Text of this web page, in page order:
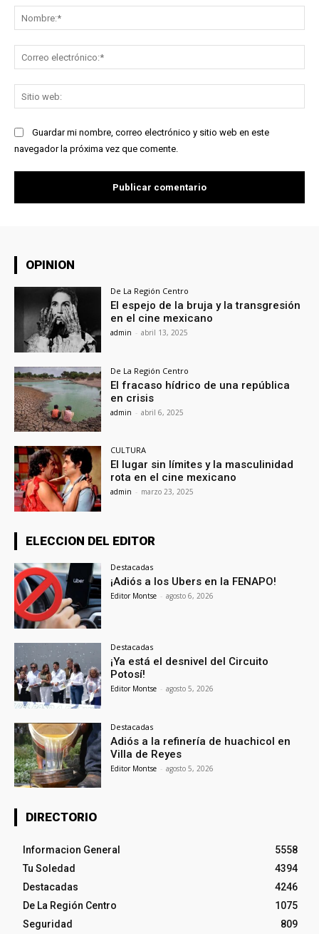
Guardar mi nombre, correo electrónico y sitio web en este
navegador la próxima vez que comente.
OPINION
De La Región Centro
El espejo de la bruja y la transgresión
en el cine mexicano
admin - abril 13, 2025
De La Región Centro
El fracaso hídrico de una república
en crisis
admin - abril 6, 2025
CULTURA
El lugar sin límites y la masculinidad
rota en el cine mexicano
admin - marzo 23, 2025
ELECCION DEL EDITOR
Destacadas
¡Adiós a los Ubers en la FENAPO!
Editor Montse - agosto 6, 2026
Destacadas
¡Ya está el desnivel del Circuito
Potosí!
Editor Montse - agosto 5, 2026
Destacadas
Adiós a la refinería de huachicol en
Villa de Reyes
Editor Montse - agosto 5, 2026
DIRECTORIO
Informacion General
5558
Tu Soledad
4394
Destacadas
4246
De La Región Centro
1075
Seguridad
809